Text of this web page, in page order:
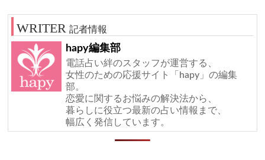
記者情報
hapy編集部
電話占い絆のスタッフが運営する、
女性のための応援サイト「hapy」の編集
部。
恋愛に関するお悩みの解決法から、
暮らしに役立つ最新の占い情報まで、
幅広く発信しています。